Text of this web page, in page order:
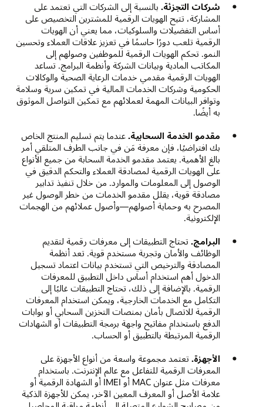
شركات التجزئة. بالنسبة إلى الشركات التي تعتمد على
المشاركة، تتيح الهويات الرقمية للمشترين التخصيص على
أساس التفضيلات والسلوكيات، مما يعني أن الهويات
الرقمية تلعب دورًا حاسمًا في تعزيز علاقات العملاء وتحسين
النمو. تحكم الهويات الرقمية للموظفين وصولهم إلى
المكاتب المادية وبيانات الشركة وأنظمة البرامج. تساعد
الهويات الرقمية مقدمي خدمات الرعاية الصحية والوكالات
الحكومية وشركات الخدمات المالية في تمكين سرية وسلامة
وتوافر البيانات المهمة لعملائهم مع تمكين التواصل الموثوق
به أيضًا.
مقدمو الخدمة السحابية. عندما يتم تسليم المنتج الخاص
بك افتراضيًا، فإن معرفة مَن في جانب الطرف المتلقي أمر
بالغ الأهمية. يعتمد مقدمو الخدمة السحابة من جميع الأنواع
على الهويات الرقمية لمصادقة العملاء والتحكم الدقيق في
الوصول إلى المعلومات والموارد. من خلال تنفيذ تدابير
مصادقة قوية، يقلل مقدمو الخدمات من خطر الوصول غير
المصرح به وحماية أصولهم—وأصول عملائهم من الهجمات
الإلكترونية.
البرامج. تحتاج التطبيقات إلى معرفات رقمية لتقديم
الوظائف والأمان وتجربة مستخدم قوية. تعد أنظمة
المصادقة والترخيص التي تستخدم بيانات اعتماد تسجيل
الدخول أهم استخدام أساس داخل التطبيق للمعرفات
الرقمية. بالإضافة إلى ذلك، تحتاج التطبيقات غالبًا إلى
التكامل مع الخدمات الخارجية، ويمكن استخدام المعرفات
الرقمية للاتصال بأمان بمنصات التخزين السحابي أو بوابات
الدفع باستخدام مفاتيح واجهة برمجة التطبيقات أو الشهادات
الرقمية المرتبطة بالتطبيق أو الحساب.
الأجهزة. تعتمد مجموعة واسعة من أنواع الأجهزة على
المعرفات الرقمية للتفاعل مع عالم الإنترنت. باستخدام
معرفات مثل عنوان MAC أو IMEI أو الشهادة الرقمية أو
علامة الأصل أو المعرف المعين الآخر، يمكن للأجهزة الذكية